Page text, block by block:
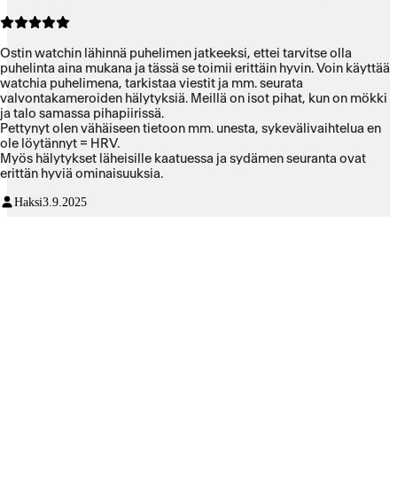
Ostin watchin lähinnä puhelimen jatkeeksi, ettei tarvitse olla
puhelinta aina mukana ja tässä se toimii erittäin hyvin. Voin käyttää
watchia puhelimena, tarkistaa viestit ja mm. seurata
valvontakameroiden hälytyksiä. Meillä on isot pihat, kun on mökki
ja talo samassa pihapiirissä.
Pettynyt olen vähäiseen tietoon mm. unesta, sykevälivaihtelua en
ole löytännyt = HRV.
Myös hälytykset läheisille kaatuessa ja sydämen seuranta ovat
erittän hyviä ominaisuuksia.
Haksi3.9.2025